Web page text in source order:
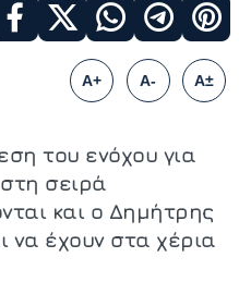
A+ A- A±
του ενόχου για
σειρά
και ο Δημήτρης
να έχουν στα χέρια